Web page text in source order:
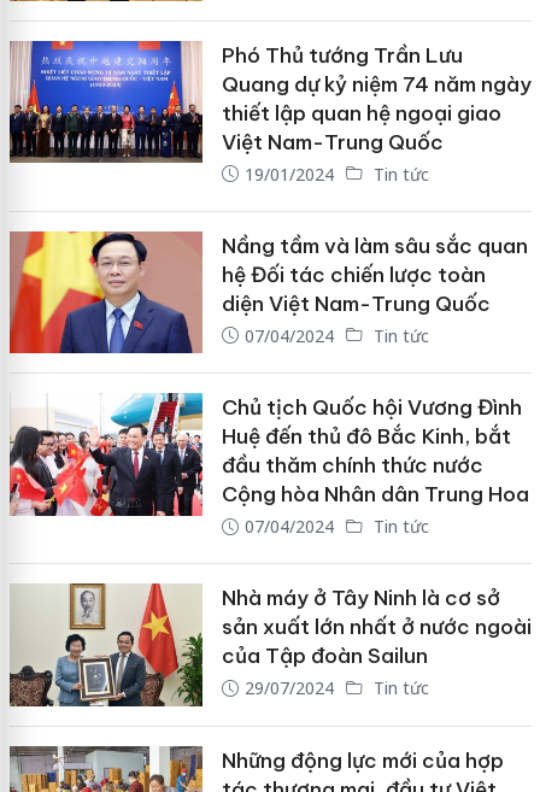
Phó Thủ tướng Trần Lưu
Quang dự kỷ niệm 74 năm ngày
thiết lập quan hệ ngoại giao
Việt Nam-Trung Quốc
19/01/2024 Tin tức
Nầng tầm và làm sâu sắc quan
hệ Đối tác chiến lược toàn
diện Việt Nam-Trung Quốc
07/04/2024 Tin tức
Chủ tịch Quốc hội Vương Đình
Huệ đến thủ đô Bắc Kinh, bắt
đầu thăm chính thức nước
Cộng hòa Nhân dân Trung Hoa
07/04/2024 Tin tức
Nhà máy ở Tây Ninh là cơ sở
sản xuất lớn nhất ở nước ngoài
của Tập đoàn Sailun
29/07/2024 Tin tức
Những động lực mới của hợp